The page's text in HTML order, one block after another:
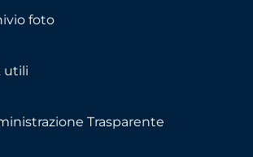
foto
utili
Trasparente